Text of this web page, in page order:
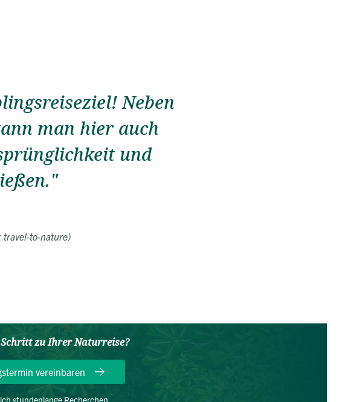
Neben
man hier auch
und
to-nature)
zu Ihrer Naturreise?
vereinbaren
stundenlange Recherchen